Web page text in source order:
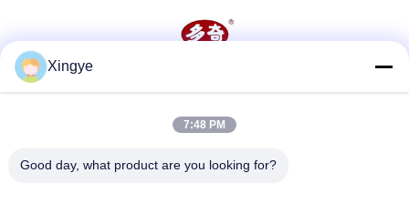
ソーシャル メディア
迅速な連絡
Xingye
7:48 PM
Good day, what product are you looking for?